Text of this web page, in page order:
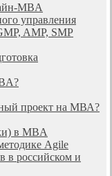
MBA
управления
AMP, SMP
проект на МВА?
в MBA
Agile
в российском и